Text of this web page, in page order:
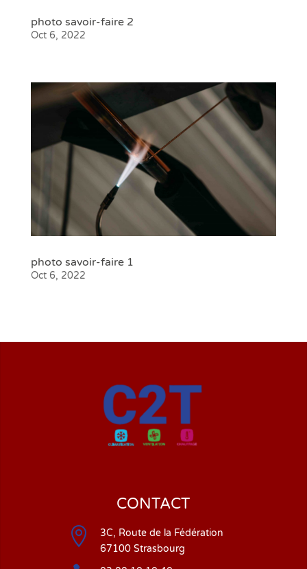
photo savoir-faire 2
Oct 6, 2022
photo savoir-faire 1
Oct 6, 2022
CONTACT

3C, Route de la Fédération
67100 Strasbourg